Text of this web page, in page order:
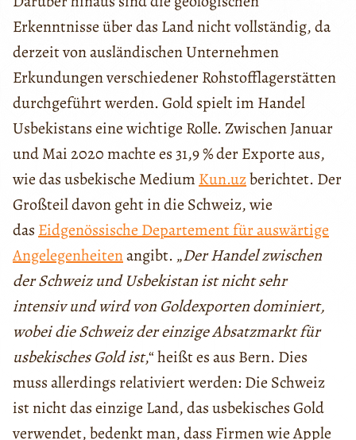
Erkenntnisse über das Land nicht vollständig, da
derzeit von ausländischen Unternehmen
Erkundungen verschiedener Rohstofflagerstätten
durchgeführt werden. Gold spielt im Handel
Usbekistans eine wichtige Rolle. Zwischen Januar
und Mai 2020 machte es 31,9 % der Exporte aus,
wie das usbekische Medium Kun.uzberichtet. Der
Großteil davon geht in die Schweiz, wie
das Eidgenössische Departement für auswärtige
Angelegenheitenangibt. „Der Handel zwischen
der Schweiz und Usbekistan ist nicht sehr
intensiv und wird von Goldexporten dominiert,
wobei die Schweiz der einzige Absatzmarkt für
usbekisches Gold ist,“ heißt es aus Bern. Dies
muss allerdings relativiert werden: Die Schweiz
ist nicht das einzige Land, das usbekisches Gold
verwendet, bedenkt man, dass Firmen wie Apple